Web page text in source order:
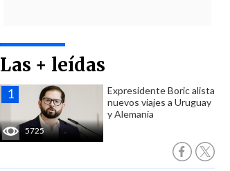
Las + leídas
5725
Expresidente Boric alista
nuevos viajes a Uruguay
y Alemania